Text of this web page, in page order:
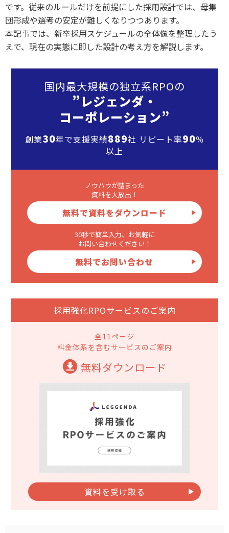
です。従来のルールだけを前提にした採用設計では、母集
団形成や選考の安定が難しくなりつつあります。
本記事では、新卒採用スケジュールの全体像を整理したう
えで、現在の実態に即した設計の考え方を解説します。
国内最大規模の独立系RPOの
”レジェンダ・
コーポレーション”
創業30年で支援実績889社 リピート率90％
以上
ノウハウが詰まった
資料を大放出！
無料で資料をダウンロード
30秒で簡単入力、お気軽に
お問い合わせください！
無料でお問い合わせ
採用強化RPOサービスのご案内
全11ページ
料金体系を含むサービスのご案内
無料ダウンロード
資料を受け取る